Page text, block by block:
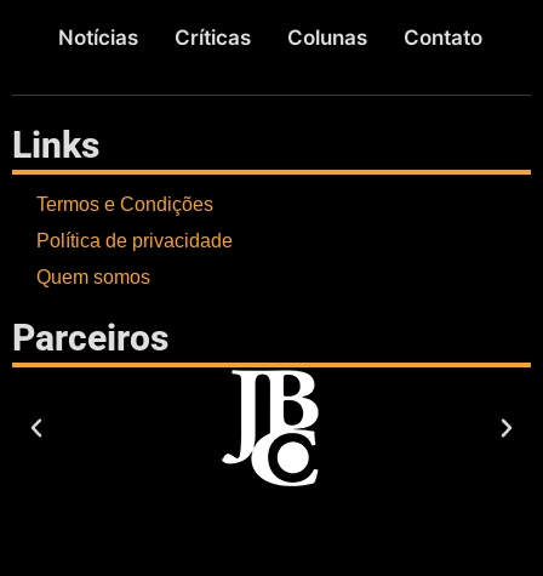
Notícias Críticas Colunas Contato
Links
Termos e Condições
Política de privacidade
Quem somos
Parceiros